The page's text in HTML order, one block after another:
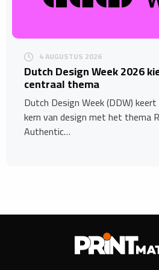
4 AUGUSTUS 2026
Dutch Design Week 2026
centraal thema
Dutch Design Week (DDW)
kern van design met het thema
Authentic…